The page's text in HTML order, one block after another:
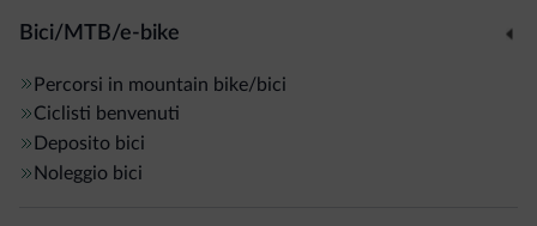
Bici/MTB/e-bike
Percorsi in mountain bike/bici
Ciclisti benvenuti
Deposito bici
Noleggio bici